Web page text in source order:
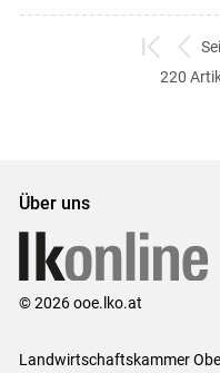
zum
ersten
zurück
zum
220
Über uns
© 2026 ooe.lko.at
Landwirtschaftskammer